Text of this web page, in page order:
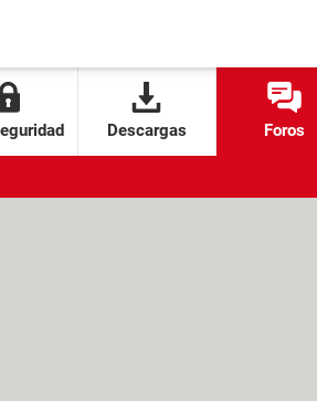
Descargas Foros